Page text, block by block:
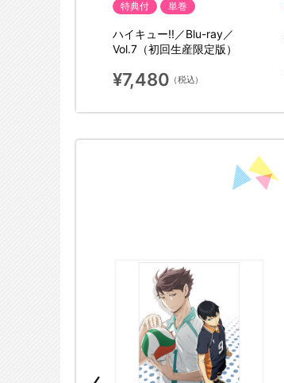
特典付 単巻
ハイキュー!!／Blu-ray／
Vol.7（初回生産限定版）
¥7,480 （税込）